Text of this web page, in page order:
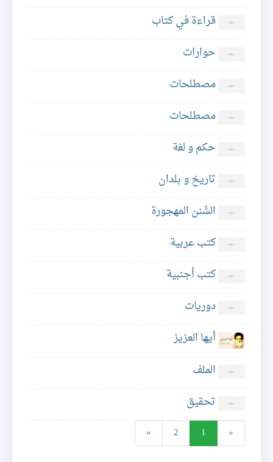
قراءة في كتاب
حوارات
مصطلحات
مصطلحات
حكم و لغة
تاريخ و بلدان
السُّنن المهجورة
كتب عربية
كتب أجنبية
دوريات
أيها العزيز
الملف
تحقيق
«
1
2
»